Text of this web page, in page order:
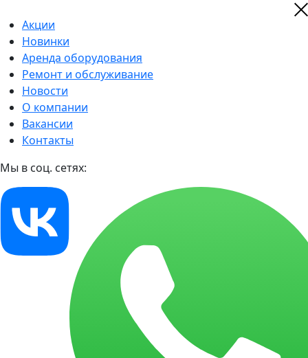
Акции
Новинки
Аренда оборудования
Ремонт и обслуживание
Новости
О компании
Вакансии
Контакты
Мы в соц. сетях: